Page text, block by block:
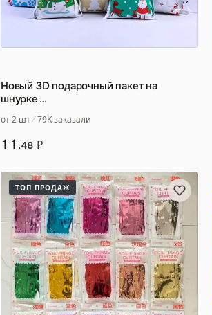
Новый 3D подарочный пакет на
шнурке …
от 2 шт 79K заказали
11 .48 ₽
ТОП ПРОДАЖ